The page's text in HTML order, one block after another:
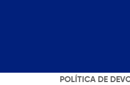
POLÍTICA DE